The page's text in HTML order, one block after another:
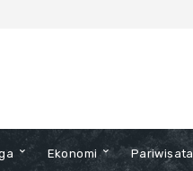
Ekonomi Pariwisata